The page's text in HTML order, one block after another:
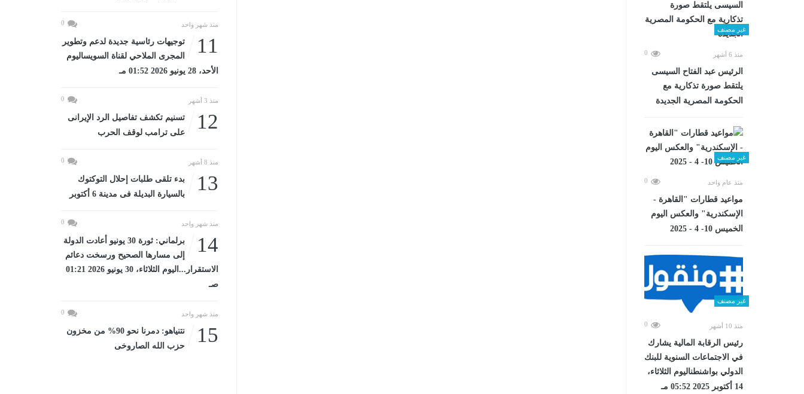
غير مصنف
منذ 6 أشهر 0
الرئيس عبد الفتاح السيسى
يلتقط صورة تذكارية مع
الحكومة المصرية الجديدة
غير مصنف
منذ عام واحد 0
مواعيد قطارات "القاهرة -
الإسكندرية" والعكس اليوم
الخميس 10- 4 - 2025
غير مصنف
منذ 10 أشهر 0
رئيس الرقابة المالية يشارك
في الاجتماعات السنوية للبنك
الدولي بواشنطناليوم الثلاثاء،
14 أكتوبر 2025 05:52 مـ
منذ شهر واحد 0
11
توجيهات رئاسية جديدة لدعم وتطوير
المجرى الملاحي لقناة السويساليوم
الأحد، 28 يونيو 2026 01:52 مـ
منذ 3 أشهر 0
12
تسنيم تكشف تفاصيل الرد الإيرانى
على ترامب لوقف الحرب
منذ 8 أشهر 0
13
بدء تلقى طلبات إحلال التوكتوك
بالسيارة البديلة فى مدينة 6 أكتوبر
منذ شهر واحد 0
14
برلماني: ثورة 30 يونيو أعادت الدولة
إلى مسارها الصحيح ورسخت دعائم
الاستقرار...اليوم الثلاثاء، 30 يونيو 2026 01:21
صـ
منذ شهر واحد 0
15
نتنياهو: دمرنا نحو 90% من مخزون
حزب الله الصاروخى